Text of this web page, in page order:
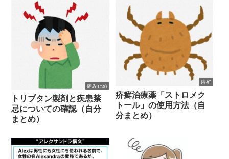
痛み止め
トリプタン製剤と疾患禁
忌についての確認（自分
まとめ）
疥癬
疥癬治療薬「ストロメク
トール」の使用方法（自
分まとめ）